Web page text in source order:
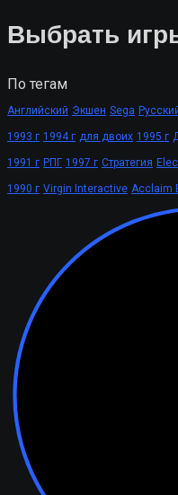
Выбрать
По тегам
Английский Экшен Sega
1993 г 1994 г для двоих 1995 г
1991 г РПГ 1997 г Стратегия
1990 г Virgin Interactive Acclaim